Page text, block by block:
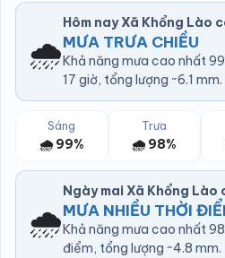
🌧️
Hôm nay Xã Khổng Lào
MƯA TRƯA CHIỀU
Khả năng mưa cao nhất
17 giờ, tổng lượng ~6.1 mm.
Sáng
🌧️ 99%
Trưa
🌧️ 98%
🌧️
Ngày mai Xã Khổng Lào
MƯA NHIỀU THỜI
Khả năng mưa cao nhất
điểm, tổng lượng ~4.8 mm.